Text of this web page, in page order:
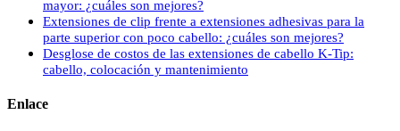
mayor: ¿cuáles son mejores?
Extensiones de clip frente a extensiones adhesivas para la
parte superior con poco cabello: ¿cuáles son mejores?
Desglose de costos de las extensiones de cabello K-Tip:
cabello, colocación y mantenimiento
Enlace